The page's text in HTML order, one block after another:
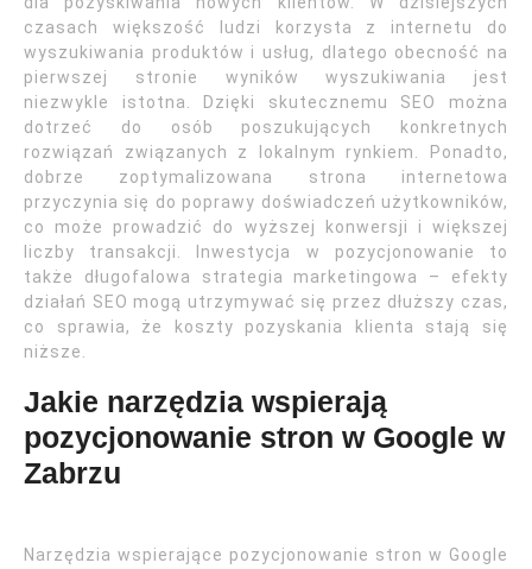
czasach większość ludzi korzysta z internetu do
wyszukiwania produktów i usług, dlatego obecność na
pierwszej stronie wyników wyszukiwania jest
niezwykle istotna. Dzięki skutecznemu SEO można
dotrzeć do osób poszukujących konkretnych
rozwiązań związanych z lokalnym rynkiem. Ponadto,
dobrze zoptymalizowana strona internetowa
przyczynia się do poprawy doświadczeń użytkowników,
co może prowadzić do wyższej konwersji i większej
liczby transakcji. Inwestycja w pozycjonowanie to
także długofalowa strategia marketingowa – efekty
działań SEO mogą utrzymywać się przez dłuższy czas,
co sprawia, że koszty pozyskania klienta stają się
niższe.
Jakie narzędzia wspierają
pozycjonowanie stron w Google w
Zabrzu
Narzędzia wspierające pozycjonowanie stron w Google